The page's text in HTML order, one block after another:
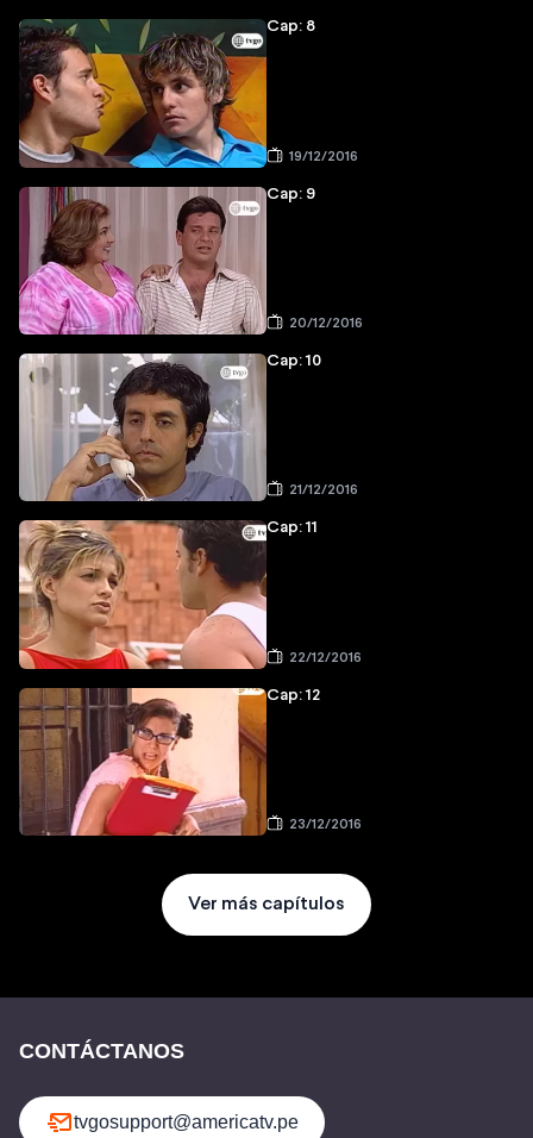
Cap: 8
19/12/2016
Cap: 9
20/12/2016
Cap: 10
21/12/2016
Cap: 11
22/12/2016
Cap: 12
23/12/2016
Ver más capítulos
CONTÁCTANOS
tvgosupport@americatv.pe